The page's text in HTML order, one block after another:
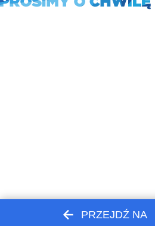
PRZEJDŹ NA